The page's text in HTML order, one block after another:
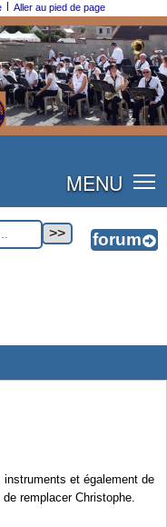
| Aller au pied de page
MENU
instruments et également de
remplacer Christophe.